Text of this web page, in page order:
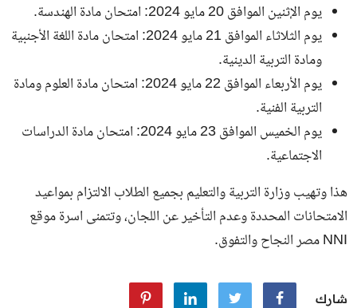
يوم الإثنين الموافق 20 مايو 2024: امتحان مادة الهندسة.
يوم الثلاثاء الموافق 21 مايو 2024: امتحان مادة اللغة الأجنبية
ومادة التربية الدينية.
يوم الأربعاء الموافق 22 مايو 2024: امتحان مادة العلوم ومادة
التربية الفنية.
يوم الخميس الموافق 23 مايو 2024: امتحان مادة الدراسات
الاجتماعية.
هذا وتهيب وزارة التربية والتعليم بجميع الطلاب الالتزام بمواعيد
الامتحانات المحددة وعدم التأخير عن اللجان، وتتمنى اسرةموقع
NNI مصر
النجاح والتفوق.
شارك